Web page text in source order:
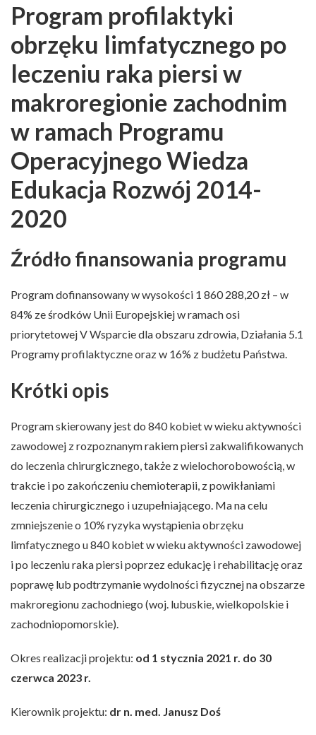
Program profilaktyki
obrzęku limfatycznego po
leczeniu raka piersi w
makroregionie zachodnim
w ramach Programu
Operacyjnego Wiedza
Edukacja Rozwój 2014-
2020
Źródło finansowania programu
Program dofinansowany w wysokości 1 860 288,20 zł – w
84% ze środków Unii Europejskiej w ramach osi
priorytetowej V Wsparcie dla obszaru zdrowia, Działania 5.1
Programy profilaktyczne oraz w 16% z budżetu Państwa.
Krótki opis
Program skierowany jest do 840 kobiet w wieku aktywności
zawodowej z rozpoznanym rakiem piersi zakwalifikowanych
do leczenia chirurgicznego, także z wielochorobowością, w
trakcie i po zakończeniu chemioterapii, z powikłaniami
leczenia chirurgicznego i uzupełniającego. Ma na celu
zmniejszenie o 10% ryzyka wystąpienia obrzęku
limfatycznego u 840 kobiet w wieku aktywności zawodowej
i po leczeniu raka piersi poprzez edukację i rehabilitację oraz
poprawę lub podtrzymanie wydolności fizycznej na obszarze
makroregionu zachodniego (woj. lubuskie, wielkopolskie i
zachodniopomorskie).
Okres realizacji projektu: od 1 stycznia 2021 r. do 30
czerwca 2023 r.
Kierownik projektu: dr n. med. Janusz Doś